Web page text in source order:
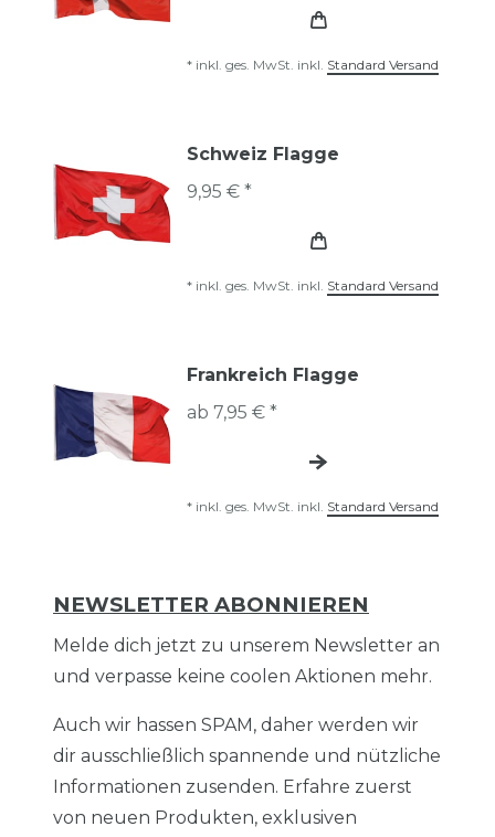
* inkl. ges. MwSt. inkl. Standard Versand
Schweiz Flagge
9,95 € *
* inkl. ges. MwSt. inkl. Standard Versand
Frankreich Flagge
ab 7,95 € *
* inkl. ges. MwSt. inkl. Standard Versand
NEWSLETTER ABONNIEREN
Melde dich jetzt zu unserem Newsletter an
und verpasse keine coolen Aktionen mehr.
Auch wir hassen SPAM, daher werden wir
dir ausschließlich spannende und nützliche
Informationen zusenden. Erfahre zuerst
von neuen Produkten, exklusiven